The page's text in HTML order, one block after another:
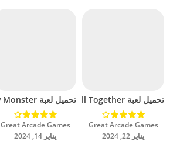
تحميل لعبة We’re Impostors: Kill Together مهكرة للاندرويد 2024
Great Arcade Games‏
يناير 22, 2024
تحميل لعبة Survivor In Rainbow Monster مهكرة للاندرويد 2024
Great Arcade Games‏
يناير 14, 2024